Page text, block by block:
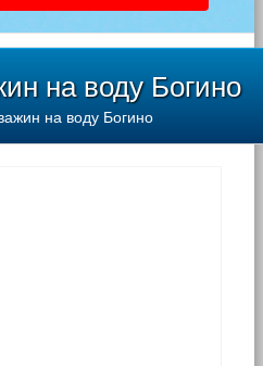
на воду Богино
на воду Богино